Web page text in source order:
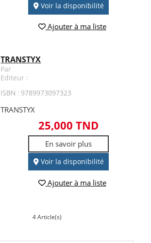
Voir la disponibilité
Ajouter à ma liste
TRANSTYX
Par
Editeur :
ISBN : 9789973097323
TRANSTYX
25,000 TND
En savoir plus
Voir la disponibilité
Ajouter à ma liste
4 Article(s)